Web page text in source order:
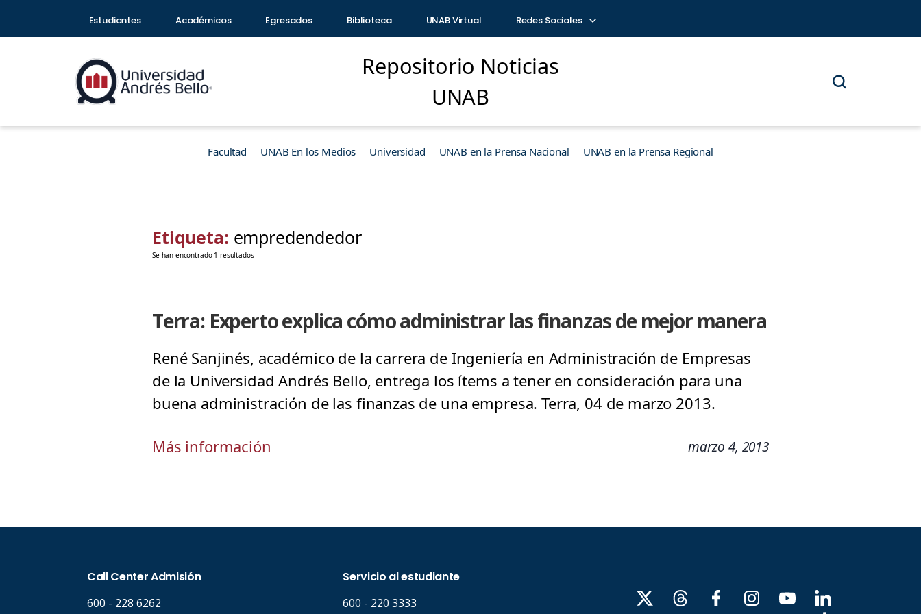
Estudiantes Académicos Egresados Biblioteca UNAB Virtual Redes Sociales
Repositorio Noticias
UNAB
Facultad UNAB En los Medios Universidad UNAB en la Prensa Nacional UNAB en la Prensa Regional
Etiqueta: empredendedor
Se han encontrado 1 resultados
Terra: Experto explica cómo administrar las finanzas de mejor manera
René Sanjinés, académico de la carrera de Ingeniería en Administración de Empresas
de la Universidad Andrés Bello, entrega los ítems a tener en consideración para una
buena administración de las finanzas de una empresa. Terra, 04 de marzo 2013.
Más información marzo 4, 2013